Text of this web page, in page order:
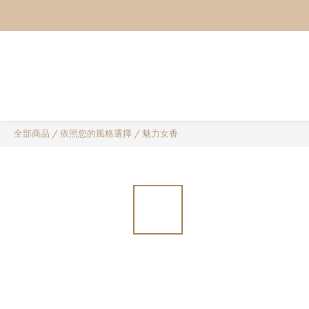
全部商品 /依照您的風格選擇 / 魅力女香